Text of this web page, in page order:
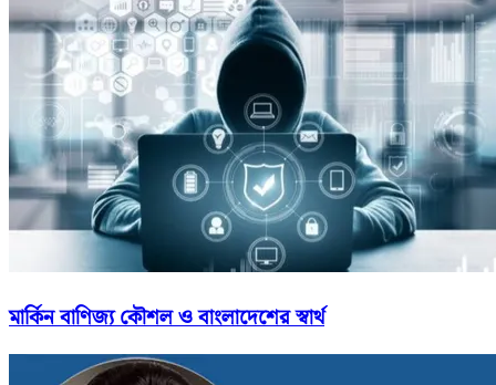
মার্কিন বাণিজ্য কৌশল ও বাংলাদেশের স্বার্থ